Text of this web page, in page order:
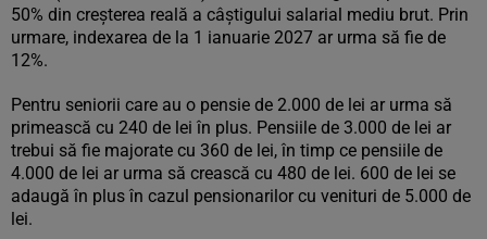
50% din creșterea reală a câștigului salarial mediu brut. Prin
urmare, indexarea de la 1 ianuarie 2027 ar urma să fie de
12%.
Pentru seniorii care au o pensie de 2.000 de lei ar urma să
primească cu 240 de lei în plus. Pensiile de 3.000 de lei ar
trebui să fie majorate cu 360 de lei, în timp ce pensiile de
4.000 de lei ar urma să crească cu 480 de lei. 600 de lei se
adaugă în plus în cazul pensionarilor cu venituri de 5.000 de
lei.